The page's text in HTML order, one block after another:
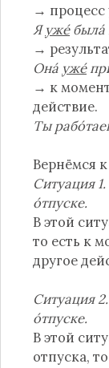
→ процесс
Яуже́была́
→
Она́ уже́
→ к
действие.
Ты
Вернёмся
Ситуация 1.
о́тпуске.
В этой
то есть к
другое
Ситуация 2.
о́тпуске.
В этой
отпуска,